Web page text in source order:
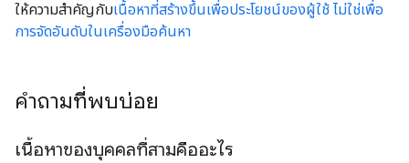
ให้ความสำคัญกับเนื้อหาที่สร้างขึ้นเพื่อประโยชน์ของผู้ใช้ ไม่ใช่เพื่อ
การจัดอันดับในเครื่องมือค้นหา
คำถามที่พบบ่อย
เนื้อหาของบุคคลที่สามคืออะไร